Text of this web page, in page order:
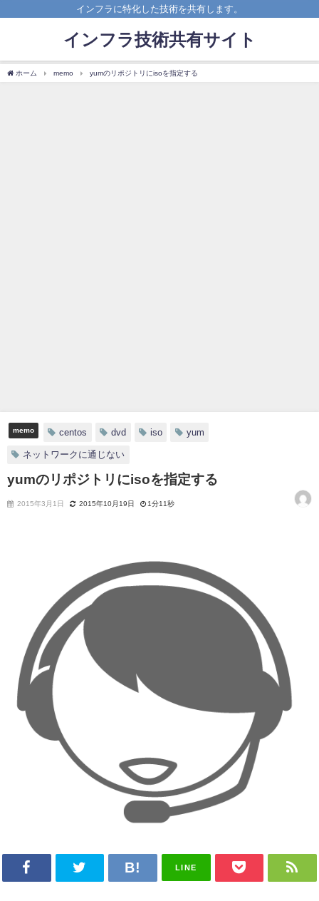
インフラに特化した技術を共有します。
インフラ技術共有サイト
ホーム memo yumのリポジトリにisoを指定する
memo centos dvd iso yum
ネットワークに通じない
yumのリポジトリにisoを指定する
2015年3月1日 2015年10月19日 1分11秒
LINE